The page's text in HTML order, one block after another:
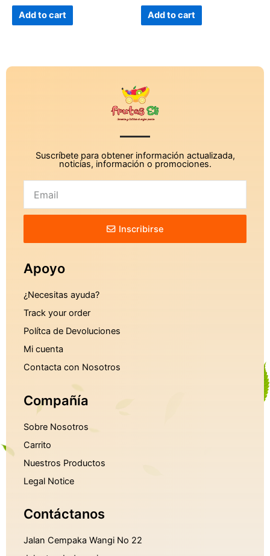
out
Add to cart
out
Add to cart
Suscríbete para obtener información actualizada,
noticias, información o promociones.
Inscribirse
Apoyo
¿Necesitas ayuda?
Track your order
Polítca de Devoluciones
Mi cuenta
Contacta con Nosotros
Compañía
Sobre Nosotros
Carrito
Nuestros Productos
Legal Notice
Contáctanos
Jalan Cempaka Wangi No 22